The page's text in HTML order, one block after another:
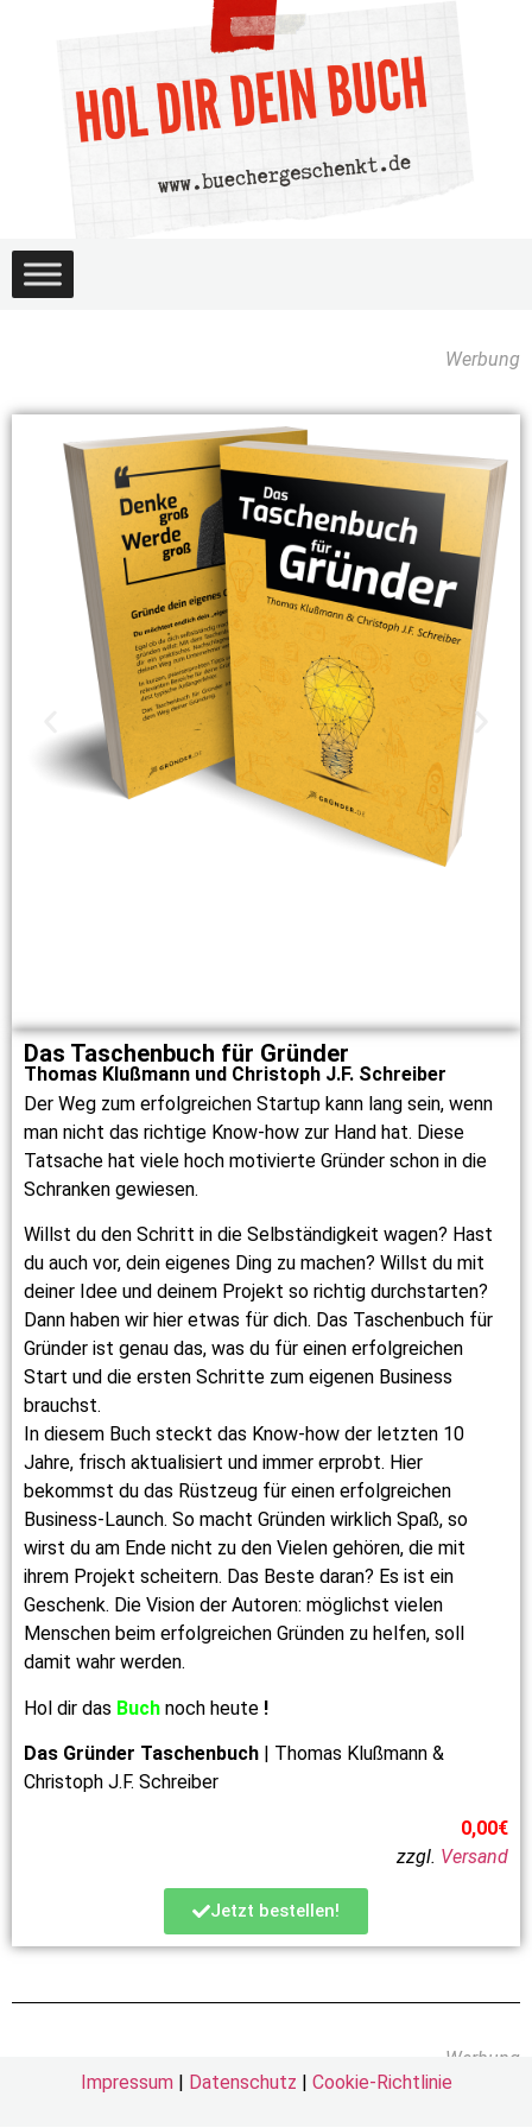
Werbung
Das Taschenbuch für Gründer
Thomas Klußmann und Christoph J.F. Schreiber
Der Weg zum erfolgreichen Startup kann lang sein, wenn
man nicht das richtige Know-how zur Hand hat. Diese
Tatsache hat viele hoch motivierte Gründer schon in die
Schranken gewiesen.
Willst du den Schritt in die Selbständigkeit wagen? Hast
du auch vor, dein eigenes Ding zu machen? Willst du mit
deiner Idee und deinem Projekt so richtig durchstarten?
Dann haben wir hier etwas für dich. Das Taschenbuch für
Gründer ist genau das, was du für einen erfolgreichen
Start und die ersten Schritte zum eigenen Business
brauchst.
In diesem Buch steckt das Know-how der letzten 10
Jahre, frisch aktualisiert und immer erprobt. Hier
bekommst du das Rüstzeug für einen erfolgreichen
Business-Launch. So macht Gründen wirklich Spaß, so
wirst du am Ende nicht zu den Vielen gehören, die mit
ihrem Projekt scheitern. Das Beste daran? Es ist ein
Geschenk. Die Vision der Autoren: möglichst vielen
Menschen beim erfolgreichen Gründen zu helfen, soll
damit wahr werden.
Hol dir das Buch noch heute !
Das Gründer Taschenbuch | Thomas Klußmann &
Christoph J.F. Schreiber
0,00€
zzgl. Versand
Jetzt bestellen!
Werbung
Impressum| Datenschutz Cookie-Richtlinie